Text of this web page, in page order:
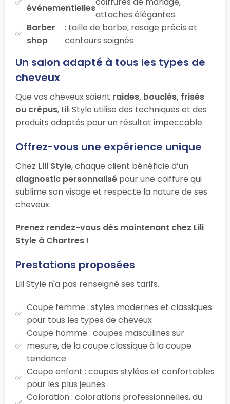
événementielles
attaches élégantes
Barber
shop
: taille de barbe, rasage précis et
contours soignés
Un salon adapté à tous les types de
cheveux
Que vos cheveux soient raides, bouclés, frisés
ou crépus, Lili Style utilise des techniques et des
produits adaptés pour un résultat impeccable.
Offrez-vous une expérience unique
Chez Lili Style, chaque client bénéficie d’un
diagnostic personnalisé pour une coiffure qui
sublime son visage et respecte la nature de ses
cheveux.
Prenez rendez-vous dès maintenant chez Lili
Style à Chartres !
Prestations proposées
Lili Style n'a pas renseigné ses tarifs.
Coupe femme : styles modernes et classiques
pour tous les types de cheveux
Coupe homme : coupes masculines sur
mesure, de la coupe classique à la coupe
tendance
Coupe enfant : coupes stylées et confortables
pour les plus jeunes
Coloration : colorations professionnelles, du